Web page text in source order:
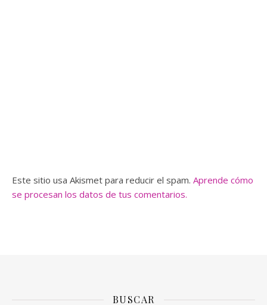
Este sitio usa Akismet para reducir el spam. Aprende cómo
se procesan los datos de tus comentarios.
BUSCAR